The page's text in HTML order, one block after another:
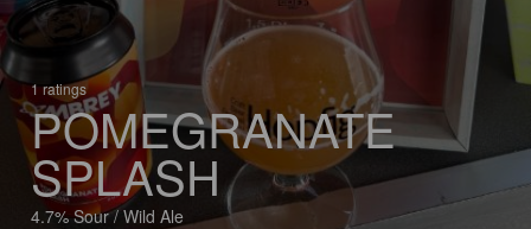
1 ratings
POMEGRANATE
SPLASH
4.7% Sour / Wild Ale